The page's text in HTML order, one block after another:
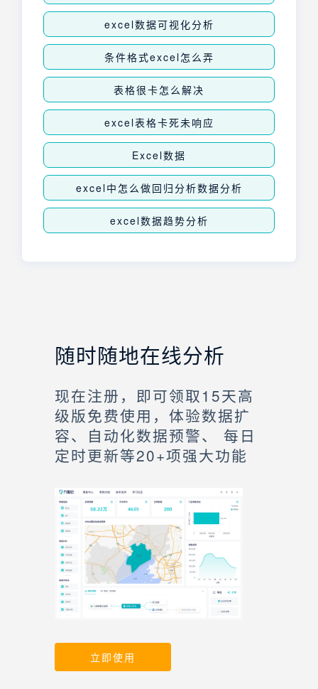
excel数据可视化分析
条件格式excel怎么弄
表格很卡怎么解决
excel表格卡死未响应
Excel数据
excel中怎么做回归分析数据分析
excel数据趋势分析
随时随地在线分析
现在注册，即可领取15天高
级版免费使用，体验数据扩
容、自动化数据预警、 每日
定时更新等20+项强大功能
立即使用